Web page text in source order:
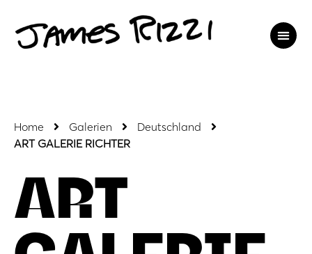
Home Galerien
Deutschland
ART GALERIE RICHTER
ART